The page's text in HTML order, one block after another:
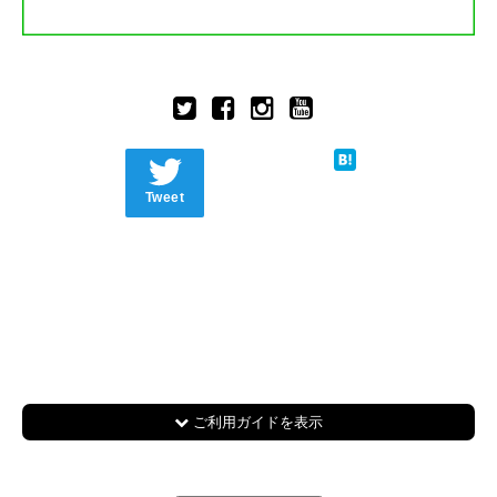
Tweet
ご利用ガイドを表示